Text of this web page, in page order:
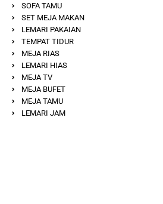
SOFA TAMU
SET MEJA MAKAN
LEMARI PAKAIAN
TEMPAT TIDUR
MEJA RIAS
LEMARI HIAS
MEJA TV
MEJA BUFET
MEJA TAMU
LEMARI JAM